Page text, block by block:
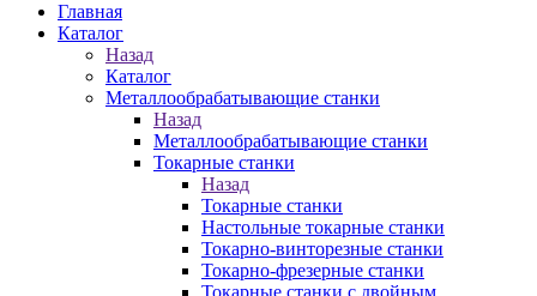
Главная
Каталог
Назад
Каталог
Металлообрабатывающие станки
Назад
Металлообрабатывающие станки
Токарные станки
Назад
Токарные станки
Настольные токарные станки
Токарно-винторезные станки
Токарно-фрезерные станки
Токарные станки с двойным